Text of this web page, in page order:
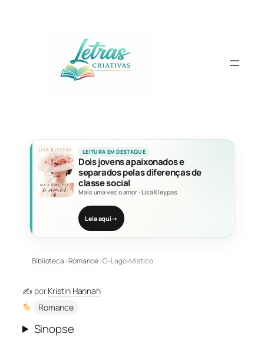
LEITURA EM DESTAQUE
Dois jovens apaixonados e
separados pelas diferenças de
classe social
Mais uma vez o amor· Lisa Kleypas
Leia aqui→
Biblioteca›Romance›O-Lago-Mistico
✍️ porKristin Hannah
Romance
Sinopse